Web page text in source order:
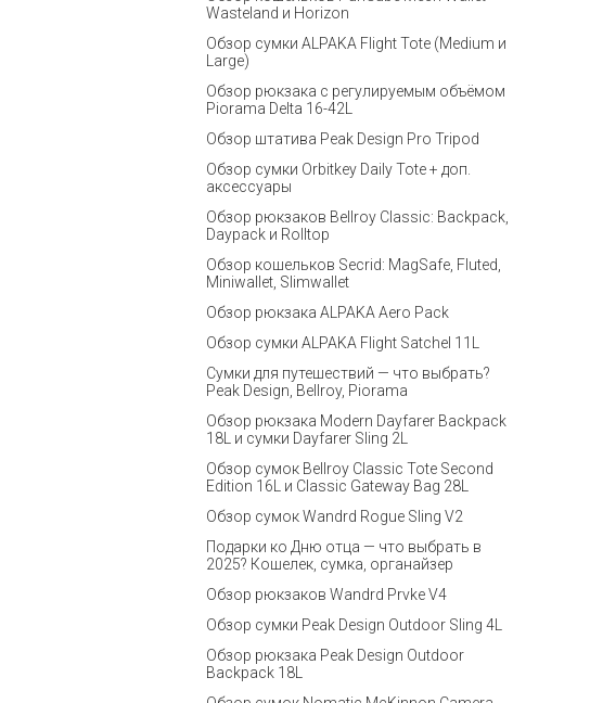
Wasteland и Horizon
Обзор сумки ALPAKA Flight Tote (Medium и
Large)
Обзор рюкзака с регулируемым объёмом
Piorama Delta 16-42L
Обзор штатива Peak Design Pro Tripod
Обзор сумки Orbitkey Daily Tote + доп.
аксессуары
Обзор рюкзаков Bellroy Classic: Backpack,
Daypack и Rolltop
Обзор кошельков Secrid: MagSafe, Fluted,
Miniwallet, Slimwallet
Обзор рюкзака ALPAKA Aero Pack
Обзор сумки ALPAKA Flight Satchel 11L
Сумки для путешествий — что выбрать?
Peak Design, Bellroy, Piorama
Обзор рюкзака Modern Dayfarer Backpack
18L и сумки Dayfarer Sling 2L
Обзор сумок Bellroy Classic Tote Second
Edition 16L и Classic Gateway Bag 28L
Обзор сумок Wandrd Rogue Sling V2
Подарки ко Дню отца — что выбрать в
2025? Кошелек, сумка, органайзер
Обзор рюкзаков Wandrd Prvke V4
Обзор сумки Peak Design Outdoor Sling 4L
Обзор рюкзака Peak Design Outdoor
Backpack 18L